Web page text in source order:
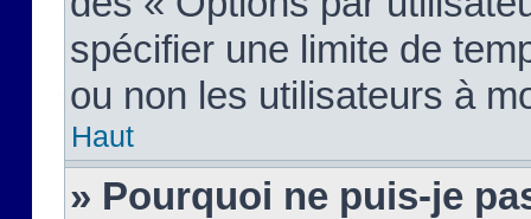
spécifier une limite de
ou non les utilisateurs à
Haut
» Pourquoi ne puis-je